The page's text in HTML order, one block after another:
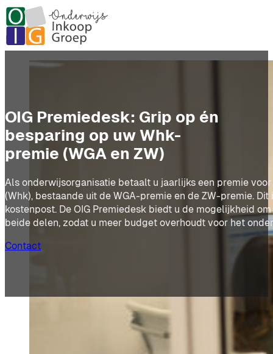
OIG Premiedesk: Grip op én
besparing op uw Whk-
premie (WGA en ZW)
Als onderwijsorganisatie betaalt u jaarlijks een premie
(Whk), bestaande uit de WGA-premie en de ZW-premie.
kostenpost. De OIG Premiedesk biedt u de mogelijkheid
beide delen, zodat u meer budget overhoudt voor het
Contact